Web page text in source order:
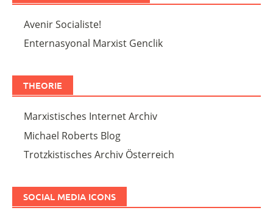
Avenir Socialiste!
Enternasyonal Marxist Genclik
THEORIE
Marxistisches Internet Archiv
Michael Roberts Blog
Trotzkistisches Archiv Österreich
SOCIAL MEDIA ICONS